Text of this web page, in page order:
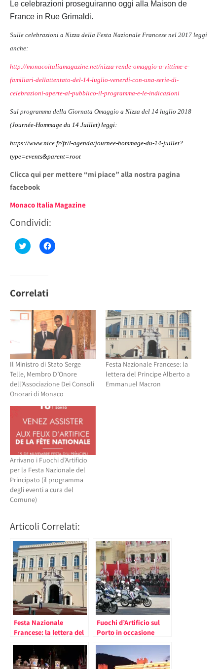
Le celebrazioni proseguiranno oggi alla Maison de
France in Rue Grimaldi.
Sulle celebrazioni a Nizza della Festa Nazionale Francese nel 2017 leggi
anche:
http://monacoitaliamagazine.net/nizza-rende-omaggio-a-vittime-e-
familiari-dellattentato-del-14-luglio-venerdi-con-una-serie-di-
celebrazioni-aperte-al-pubblico-il-programma-e-le-indicazioni
Sul programma della Giornata Omaggio a Nizza del 14 luglio 2018
(Journée-Hommage du 14 Juillet) leggi:
https://www.nice.fr/fr/l-agenda/journee-hommage-du-14-juillet?
type=events&parent=root
Clicca qui per mettere “mi piace” alla nostra pagina
facebook
Monaco Italia Magazine
Condividi:
Fai
clic
su
(Si
apre
una
nuova
finestra)
Fai
clic
nuova
finestra)
Correlati
Il Ministro di Stato Serge
Telle, Membro D’Onore
dell’Associazione Dei Consoli
Onorari di Monaco
Festa Nazionale Francese: la
lettera del Principe Alberto a
Emmanuel Macron
Arrivano i Fuochi d’Artificio
per la Festa Nazionale del
Principato (il programma
degli eventi a cura del
Comune)
Articoli Correlati:
Festa Nazionale
Francese: la lettera del
Emmanuel Macron
Fuochi d’Artificio sul
Porto in occasione
Monegasca